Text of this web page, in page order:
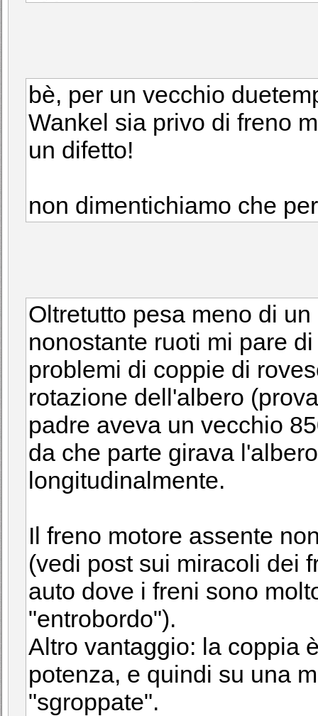
bè, per un vecchio
Wankel sia privo di freno
un difetto!
non dimentichiamo che
Oltretutto pesa meno di
nonostante ruoti mi pare
problemi di coppie di
rotazione dell'albero
padre aveva un vecchio
da che parte girava
longitudinalmente.
Il freno motore assente
(vedi post sui miracoli dei
auto dove i freni sono
"entrobordo").
Altro vantaggio: la coppia
potenza, e quindi su una
"sgroppate".